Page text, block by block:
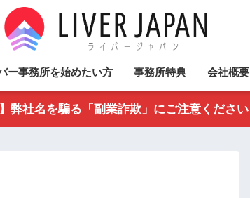
ー事務所を始めたい方 事務所特典 会社概要
】弊社名を騙る「副業詐欺」にご注意ください